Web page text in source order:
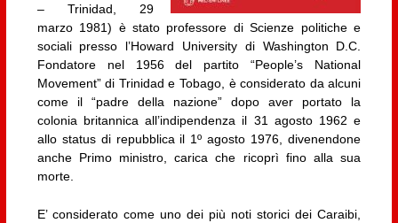
– Trinidad, 29
marzo 1981) è stato professore di Scienze politiche e
sociali presso l’Howard University di Washington D.C.
Fondatore nel 1956 del partito “People’s National
Movement” di Trinidad e Tobago, è considerato da alcuni
come il “padre della nazione” dopo aver portato la
colonia britannica all’indipendenza il 31 agosto 1962 e
allo status di repubblica il 1º agosto 1976, divenendone
anche Primo ministro, carica che ricoprì fino alla sua
morte.
E’ considerato come uno dei più noti storici dei Caraibi,